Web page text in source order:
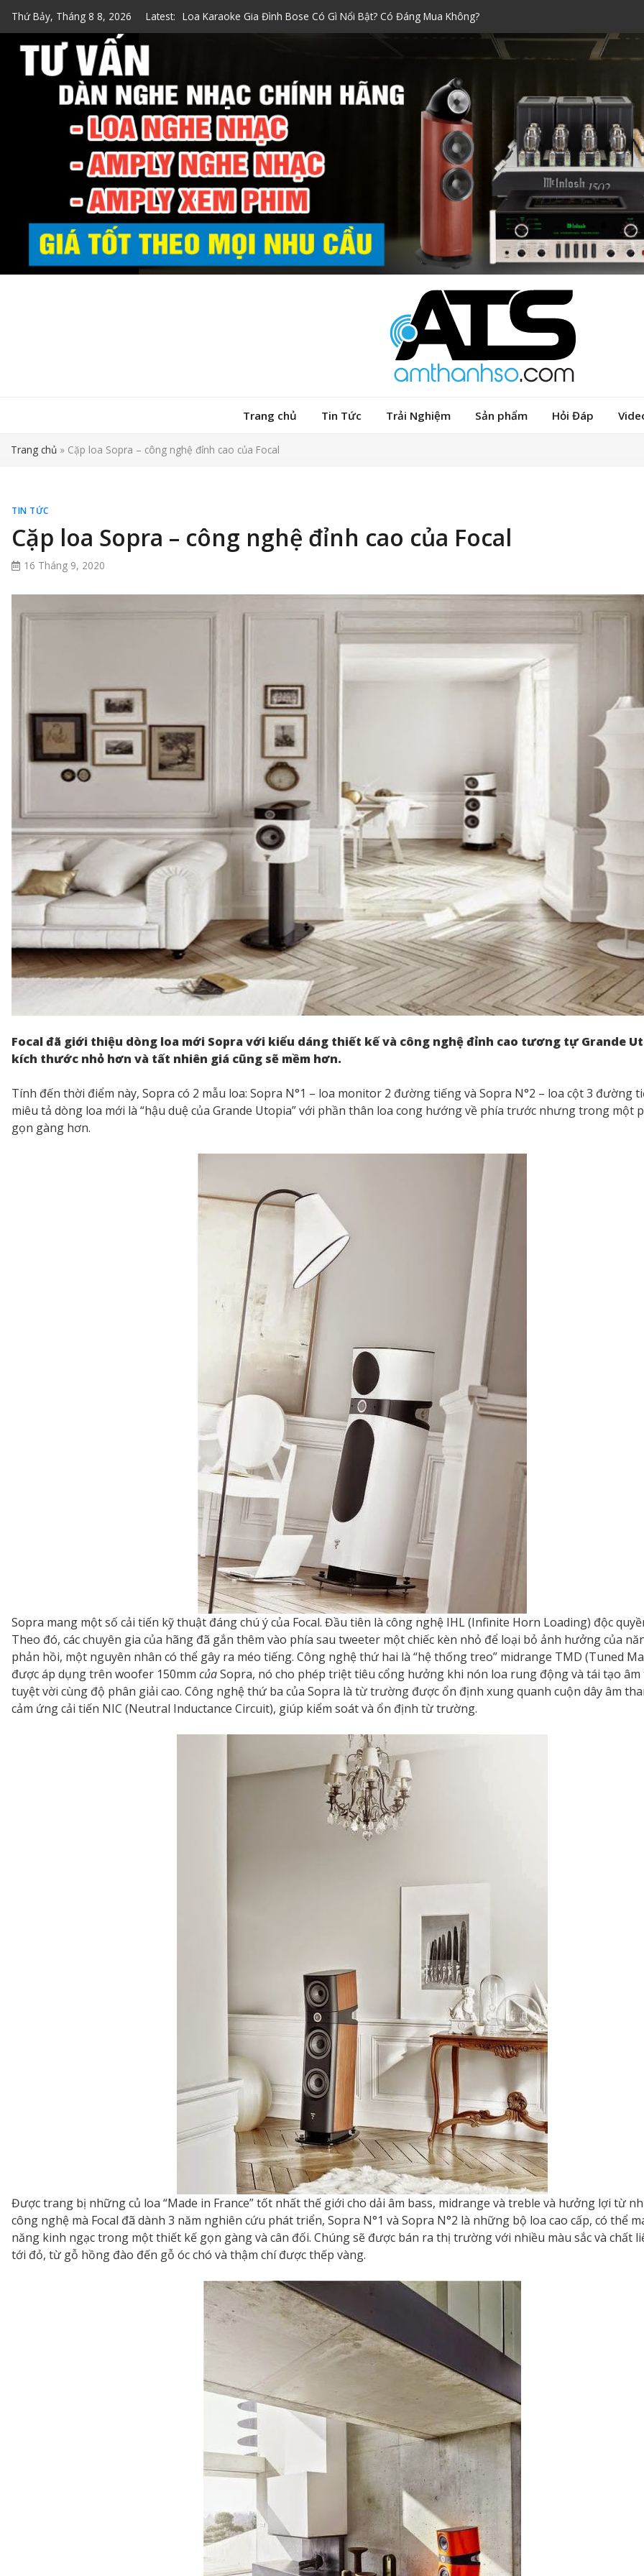
content
Thứ Bảy, Tháng 8 8, 2026 Latest: Top 7 Loa Karaoke Gia Đình Xách Tay Được Ưa Chuộng Nhất!
Top 5 Loa Bose Bluetooth Karaoke đáng mua nhất dịp Tết
Loa Hát Karaoke Gia Đình Mini Nào Tốt? Kinh Nghiệm Chọn
Trang chủ Tin Tức Trải Nghiệm Sản phẩm Hỏi Đáp
Trang chủ » Cặp loa Sopra – công nghệ đỉnh cao của Focal
TIN TỨC
Cặp loa Sopra – công nghệ đỉnh cao của Focal
16 Tháng 9, 2020
Focal đã giới thiệu dòng loa mới Sopra với kiểu dáng thiết kế và công nghệ đỉnh cao tương tự Grande
kích thước nhỏ hơn và tất nhiên giá cũng sẽ mềm hơn.
Tính đến thời điểm này, Sopra có 2 mẫu loa: Sopra N°1 – loa monitor 2 đường tiếng và Sopra N°2 – loa cột 3 đường
miêu tả dòng loa mới là “hậu duệ của Grande Utopia” với phần thân loa cong hướng về phía trước nhưng trong một
gọn gàng hơn.
Sopra mang một số cải tiến kỹ thuật đáng chú ý của Focal. Đầu tiên là công nghệ IHL (Infinite Horn Loading) độc
Theo đó, các chuyên gia của hãng đã gắn thêm vào phía sau tweeter một chiếc kèn nhỏ để loại bỏ ảnh hưởng của
phản hồi, một nguyên nhân có thể gây ra méo tiếng. Công nghệ thứ hai là “hệ thống treo” midrange TMD (Tuned
được áp dụng trên woofer 150mm củaSopra, nó cho phép triệt tiêu cổng hưởng khi nón loa rung động và tái tạo
tuyệt vời cùng độ phân giải cao. Công nghệ thứ ba của Sopra là từ trường được ổn định xung quanh cuộn dây âm
cảm ứng cải tiến NIC (Neutral Inductance Circuit), giúp kiểm soát và ổn định từ trường.
Được trang bị những củ loa “Made in France” tốt nhất thế giới cho dải âm bass, midrange và treble và hưởng lợi từ
công nghệ mà Focal đã dành 3 năm nghiên cứu phát triển, Sopra N°1 và Sopra N°2 là những bộ loa cao cấp, có thể
năng kinh ngạc trong một thiết kế gọn gàng và cân đối. Chúng sẽ được bán ra thị trường với nhiều màu sắc và chất
tới đỏ, từ gỗ hồng đào đến gỗ óc chó và thậm chí được thếp vàng.